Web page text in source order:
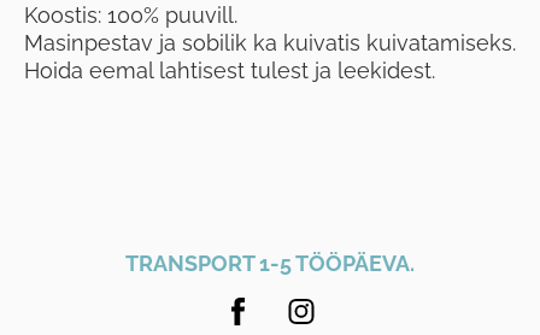
Koostis: 100% puuvill.
Masinpestav ja sobilik ka kuivatis kuivatamiseks.
Hoida eemal lahtisest tulest ja leekidest.
TRANSPORT 1-5 TÖÖPÄEVA.